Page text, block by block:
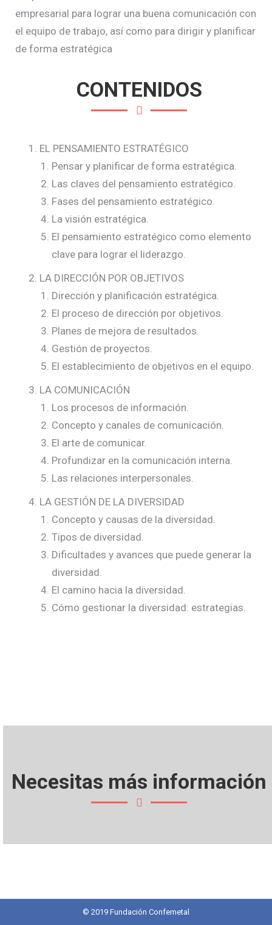
empresarial para lograr una buena comunicación con
el equipo de trabajo, así como para dirigir y planificar
de forma estratégica
CONTENIDOS
EL PENSAMIENTO ESTRATÉGICO
Pensar y planificar de forma estratégica.
Las claves del pensamiento estratégico.
Fases del pensamiento estratégico.
La visión estratégica.
El pensamiento estratégico como elemento
clave para lograr el liderazgo.
LA DIRECCIÓN POR OBJETIVOS
Dirección y planificación estratégica.
El proceso de dirección por objetivos.
Planes de mejora de resultados.
Gestión de proyectos.
El establecimiento de objetivos en el equipo.
LA COMUNICACIÓN
Los procesos de información.
Concepto y canales de comunicación.
El arte de comunicar.
Profundizar en la comunicación interna.
Las relaciones interpersonales.
LA GESTIÓN DE LA DIVERSIDAD
Concepto y causas de la diversidad.
Tipos de diversidad.
Dificultades y avances que puede generar la
diversidad.
El camino hacia la diversidad.
Cómo gestionar la diversidad: estrategias.
Necesitas más información
© 2019 Fundación Confemetal